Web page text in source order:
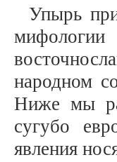
Упырь
народном
Ниже мы
сугубо
явления